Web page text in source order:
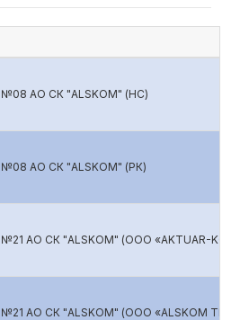
№08 АО СК "ALSKOM" (НС)
АО СК "ALSKOM" (РК)
АО СК "ALSKOM" (ООО «AKTUAR-
АО СК "ALSKOM" (ООО «ALSKOM